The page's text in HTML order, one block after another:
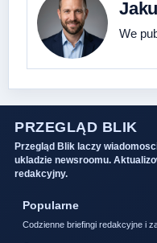
We
PRZEGLĄD BLIK
Przegląd Blik laczy
ukladzie newsroomu.
redakcyjny.
Popularne
Codzienne briefingi redakcyjne i